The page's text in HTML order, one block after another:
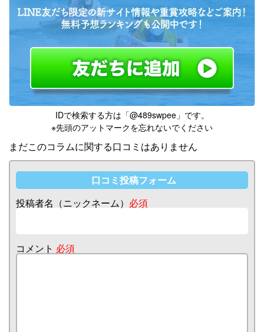
IDで検索する方は「@489swpee」です。
※先頭のアットマークを忘れないでください
まだこのコラムに関する口コミはありません
口コミ投稿フォーム
投稿者名（ニックネーム） 必須
コメント 必須